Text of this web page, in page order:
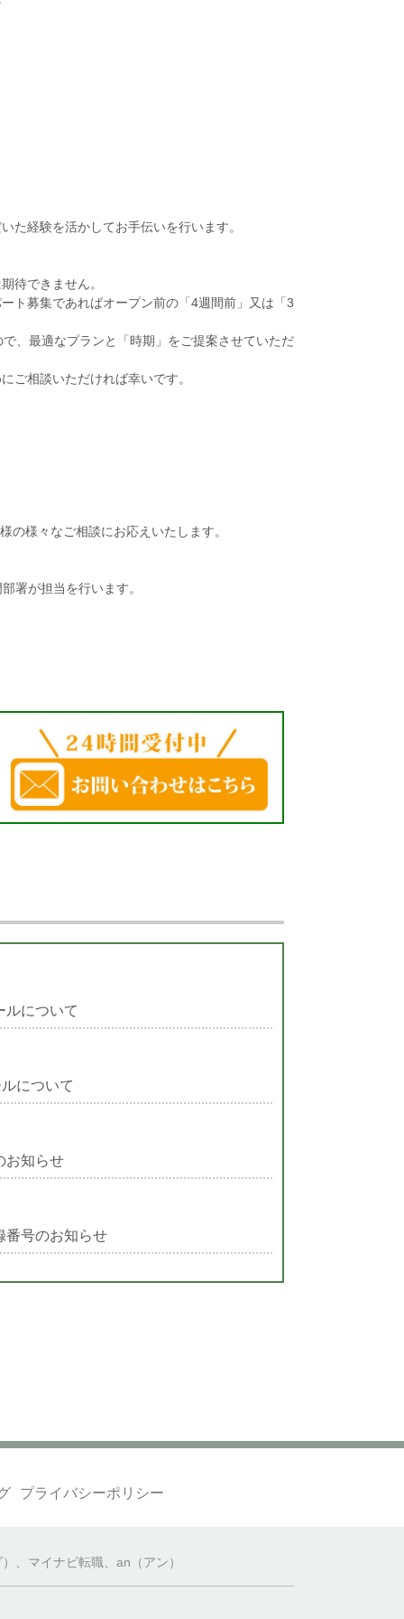
た経験を活かしてお手伝いを行います。
待できません。
ト募集であればオープン前の「4週間前」又は「3
、最適なプランと「時期」をご提案させていただ
ご相談いただければ幸いです。
様々なご相談にお応えいたします。
署が担当を行います。
ルについて
について
お知らせ
番号のお知らせ
プライバシーポリシー
マイナビ転職 an（アン）